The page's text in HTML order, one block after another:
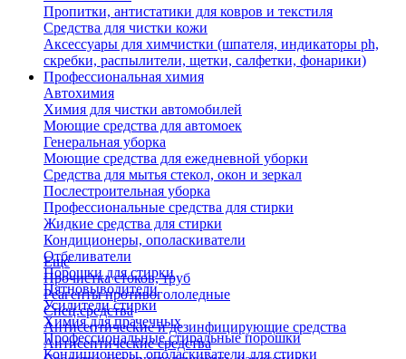
Пропитки, антистатики для ковров и текстиля
Средства для чистки кожи
Аксессуары для химчистки (шпателя, индикаторы ph,
скребки, распылители, щетки, салфетки, фонарики)
Профессиональная химия
Автохимия
Химия для чистки автомобилей
Моющие средства для автомоек
Генеральная уборка
Моющие средства для ежедневной уборки
Средства для мытья стекол, окон и зеркал
Послестроительная уборка
Профессиональные средства для стирки
Жидкие средства для стирки
Кондиционеры, ополаскиватели
Отбеливатели
Порошки для стирки
Пятновыводители
Усилители стирки
Химия для прачечных
Профессиональные стиральные порошки
Кондиционеры, ополаскиватели для стирки
Еще
Прочистка стоков, труб
Реагенты противогололедные
Спец.средства
Антисептические и дезинфицирующие средства
Антисептические средства